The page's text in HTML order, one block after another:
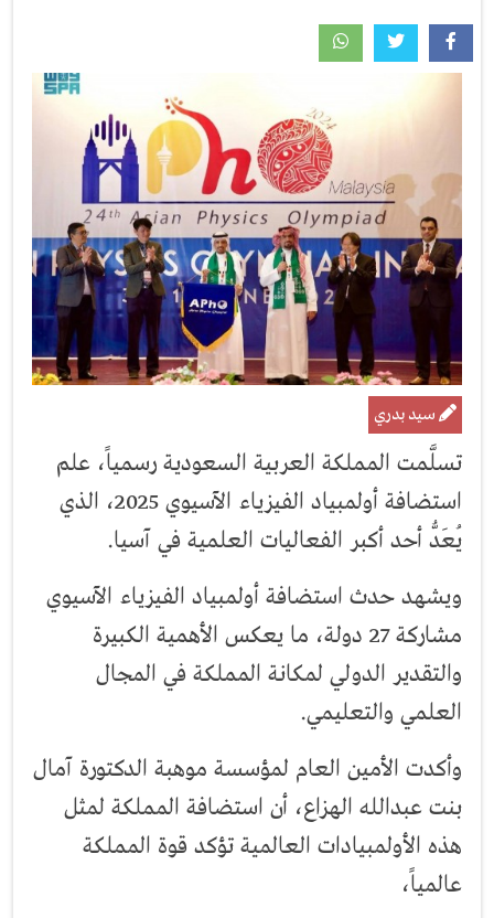
سيد بدري
تسلَّمت المملكة العربية السعودية رسمياً، علم
استضافة أولمبياد الفيزياء الآسيوي 2025، الذي
يُعَدُّ أحد أكبر الفعاليات العلمية في آسيا.
ويشهد حدث استضافة أولمبياد الفيزياء الآسيوي
مشاركة 27 دولة، ما يعكس الأهمية الكبيرة
والتقدير الدولي لمكانة المملكة في المجال
العلمي والتعليمي.
وأكدت الأمين العام لمؤسسة موهبة الدكتورة آمال
بنت عبدالله الهزاع، أن استضافة المملكة لمثل
هذه الأولمبيادات العالمية تؤكد قوة المملكة
عالمياً،